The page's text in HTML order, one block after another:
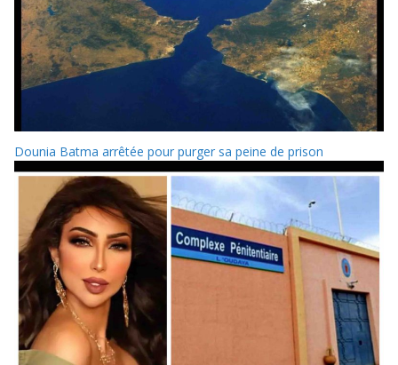
Dounia Batma arrêtée pour purger sa peine de prison